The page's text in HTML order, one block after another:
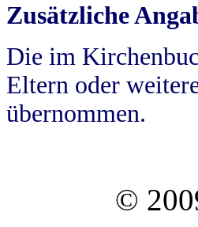
Zusätzliche
Die im
Eltern oder
übernommen.
©